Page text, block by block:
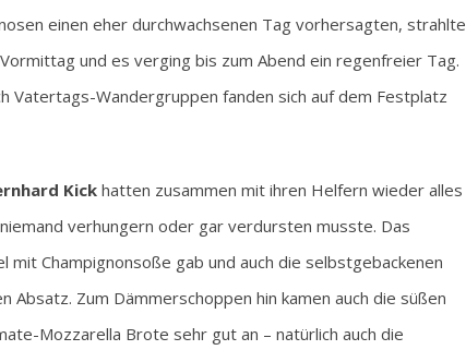
einen eher durchwachsenen Tag vorhersagten, strahlte
und es verging bis zum Abend ein regenfreier Tag.
Vatertags-Wandergruppen fanden sich auf dem Festplatz
Kickhatten zusammen mit ihren Helfern wieder alles
verhungern oder gar verdursten musste. Das
Champignonsoße gab und auch die selbstgebackenen
Zum Dämmerschoppen hin kamen auch die süßen
Mozzarella Brote sehr gut an – natürlich auch die